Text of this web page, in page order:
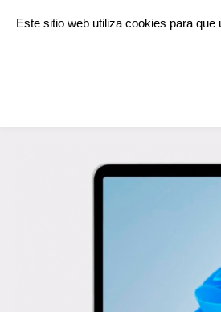
Este sitio web utiliza cookies para